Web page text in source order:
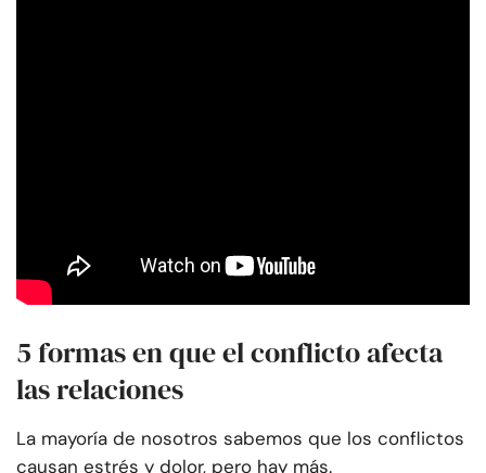
5 formas en que el conflicto afecta
las relaciones
La mayoría de nosotros sabemos que los conflictos
causan estrés y dolor, pero hay más.